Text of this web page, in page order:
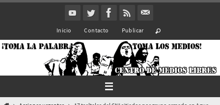
Inicio Contacto Publicar